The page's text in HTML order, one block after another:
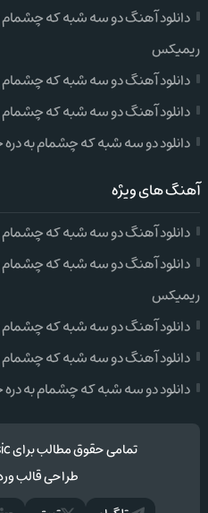
دانلود آهنگ دو سه شبه که چشمام
ریمیکس
دانلود آهنگ دو سه شبه که چشمام
دانلود آهنگ دو سه شبه که چشمام
دانلود دو سه شبه که چشمام به
آهنگ های ویژه
دانلود آهنگ دو سه شبه که چشمام
دانلود آهنگ دو سه شبه که چشمام
ریمیکس
دانلود آهنگ دو سه شبه که چشمام
دانلود آهنگ دو سه شبه که چشمام
دانلود دو سه شبه که چشمام به
تمامی حقوق مطالب برای apamusic محفوظ است
طراحی قالب